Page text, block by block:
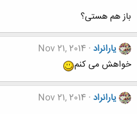
باز هم هستی؟
یارانراد Nov 21, 2014
خواهش می کنم
یارانراد Nov 21, 2014